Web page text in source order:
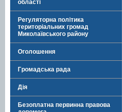
області
Регуляторна політика
територіальних громад
Миколаївського району
Оголошення
Громадська рада
Дія
Безоплатна первинна правова